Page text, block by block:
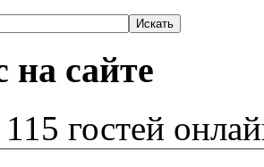
на сайте
гостей